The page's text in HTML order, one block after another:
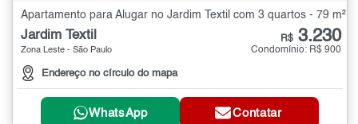
Apartamento para Alugar no Jardim Textil com 3 quartos - 79 m²
Jardim Textil
Zona Leste - São Paulo
Endereço no círculo do mapa
R$ 3.230
Condomínio: R$ 900
WhatsApp Contatar